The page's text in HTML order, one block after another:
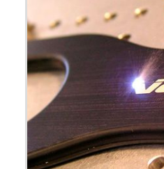
segurança, encontra na